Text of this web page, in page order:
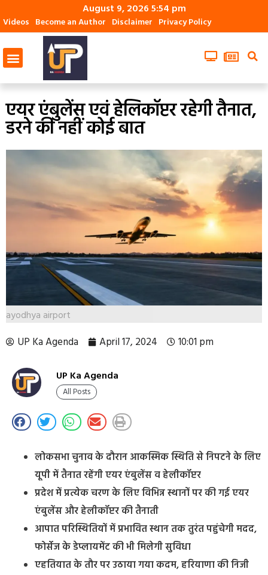
August 9, 2026 5:54 pm
Videos Become an Author Disclaimer Privacy Policy
एयर एंबुलेंस एवं हेलिकॉप्टर रहेगी तैनात,
डरने की नहीं कोई बात
ayodhya airport
UP Ka Agenda April 17, 2024 10:01 pm
UP Ka Agenda
All Posts
लोकसभा चुनाव के दौरान आकस्मिक स्थिति से निपटने के लिए
यूपी में तैनात रहेंगी एयर एंबुलेंस व हेलीकॉप्टर
प्रदेश में प्रत्येक चरण के लिए विभिन्न स्थानों पर की गई एयर
एंबुलेंस और हेलीकॉप्टर की तैनाती
आपात परिस्थितियों में प्रभावित स्थान तक तुरंत पहुंचेगी मदद,
फोर्सेज के डेप्लायमेंट की भी मिलेगी सुविधा
एहतियात के तौर पर उठाया गया कदम, हरियाणा की निजी